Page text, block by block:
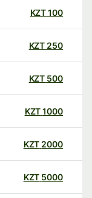
100
KZT
250
KZT
500
KZT
1000
KZT
2000
KZT
5000
KZT